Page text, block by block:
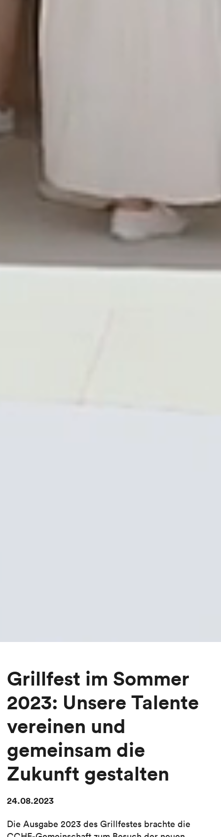
Grillfest im Sommer
2023: Unsere Talente
vereinen und
gemeinsam die
Zukunft gestalten
24.08.2023
Die Ausgabe 2023 des Grillfestes brachte die